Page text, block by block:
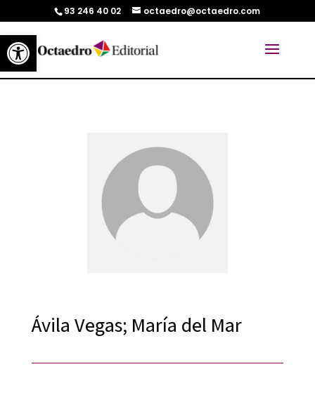
Abrir barra de herramientas
93 246 40 02 octaedro@octaedro.com
Ávila Vegas; María del Mar